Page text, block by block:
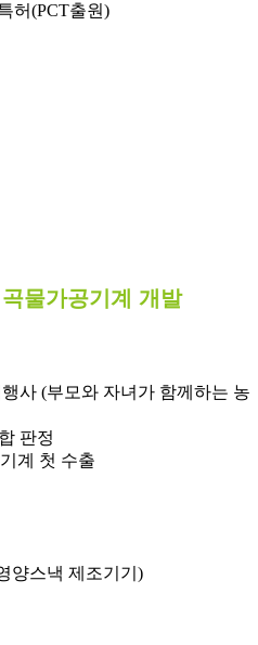
허(PCT출원)
물가공기계 개발
사 (부모와 자녀가 함께하는 농
판정
계 첫 수출
양스낵 제조기기)